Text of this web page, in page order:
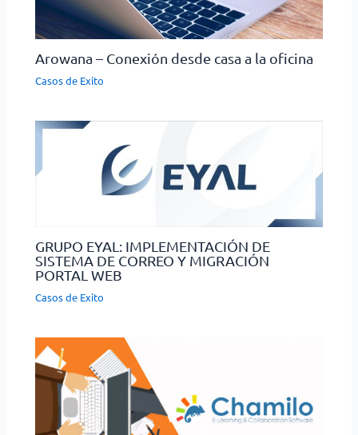
Arowana – Conexión desde casa a la oficina
Casos de Exito
GRUPO EYAL: IMPLEMENTACIÓN DE
SISTEMA DE CORREO Y MIGRACIÓN
PORTAL WEB
Casos de Exito